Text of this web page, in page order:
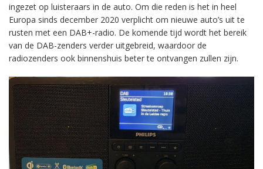
ingezet op luisteraars in de auto. Om die reden is het in heel
Europa sinds december 2020 verplicht om nieuwe auto’s uit te
rusten met een DAB+-radio. De komende tijd wordt het bereik
van de DAB-zenders verder uitgebreid, waardoor de
radiozenders ook binnenshuis beter te ontvangen zullen zijn.